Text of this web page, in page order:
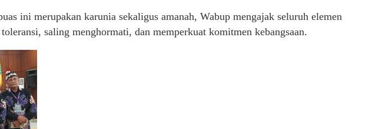
ini merupakan karunia sekaligus amanah, Wabup mengajak seluruh elemen
saling menghormati, dan memperkuat komitmen kebangsaan.